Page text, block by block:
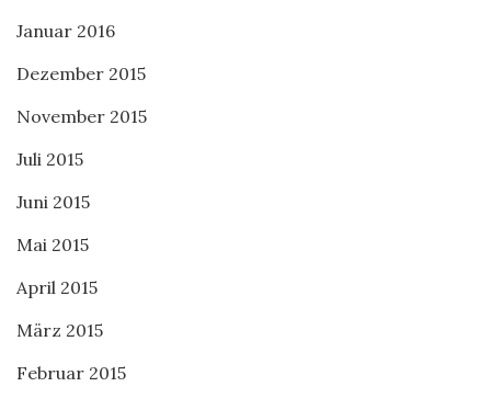
Januar 2016
Dezember 2015
November 2015
Juli 2015
Juni 2015
Mai 2015
April 2015
März 2015
Februar 2015